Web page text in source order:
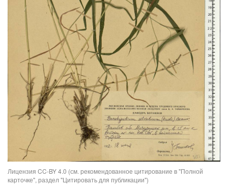
Лицензия CC-BY 4.0 (см. рекомендованное цитирование в "Полной
карточке", раздел "Цитировать для публикации")